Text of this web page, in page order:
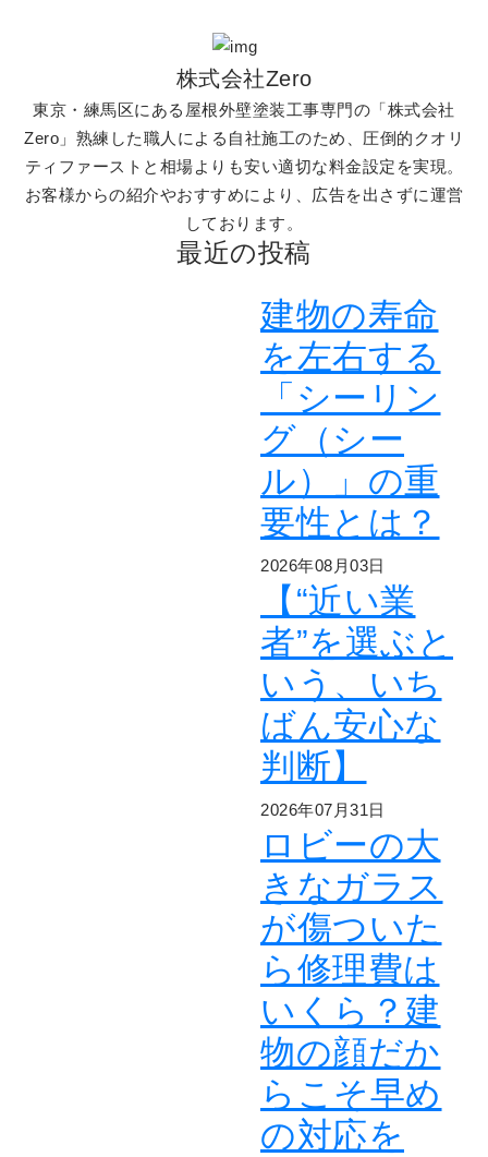
株式会社Zero
東京・練馬区にある屋根外壁塗装工事専門の「株式会社
Zero」熟練した職人による自社施工のため、圧倒的クオリ
ティファーストと相場よりも安い適切な料金設定を実現。
お客様からの紹介やおすすめにより、広告を出さずに運営
しております。
最近の投稿
建物の寿命
を左右する
「シーリン
グ（シー
ル）」の重
要性とは？
2026年08月03日
【“近い業
者”を選ぶと
いう、いち
ばん安心な
判断】
2026年07月31日
ロビーの大
きなガラス
が傷ついた
ら修理費は
いくら？建
物の顔だか
らこそ早め
の対応を